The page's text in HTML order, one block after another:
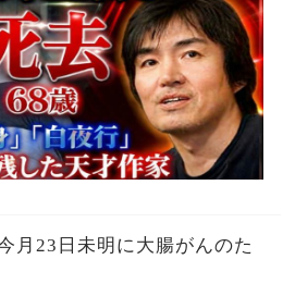
月23日未明に大腸がんのた